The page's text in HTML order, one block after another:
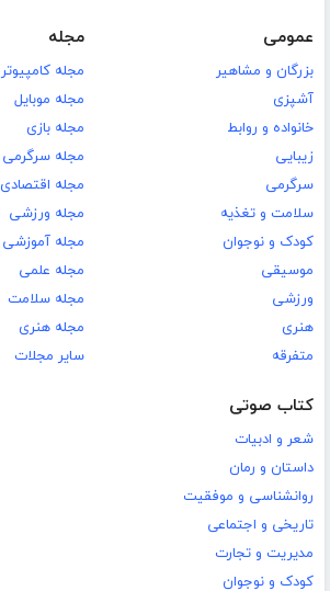
عمومی
بزرگان و مشاهیر
آشپزی
خانواده و روابط
زیبایی
سرگرمی
سلامت و تغذیه
کودک و نوجوان
موسیقی
ورزشی
هنری
متفرقه
مجله
مجله کامپیوتر
مجله موبایل
مجله بازی
مجله سرگرمی
مجله اقتصادی
مجله ورزشی
مجله آموزشی
مجله علمی
مجله سلامت
مجله هنری
سایر مجلات
کتاب صوتی
شعر و ادبیات
داستان و رمان
روانشناسی و موفقیت
تاریخی و اجتماعی
مدیریت و تجارت
کودک و نوجوان